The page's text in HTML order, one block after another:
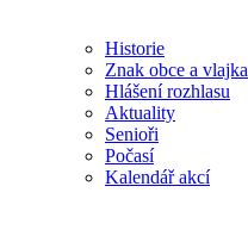
Historie
Znak obce a vlajka
Hlášení rozhlasu
Aktuality
Senioři
Počasí
Kalendář akcí